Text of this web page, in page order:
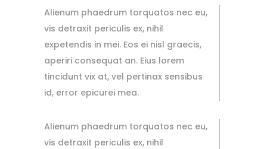
Alienum phaedrum torquatos nec eu,
vis detraxit periculis ex, nihil
expetendis in mei. Eos ei nisl graecis,
aperiri consequat an. Eius lorem
tincidunt vix at, vel pertinax sensibus
id, error epicurei mea.
Alienum phaedrum torquatos nec eu,
vis detraxit periculis ex, nihil